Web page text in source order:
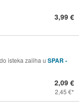
3,99 €
isteka zaliha u SPAR -
2,09 €
2,45 €